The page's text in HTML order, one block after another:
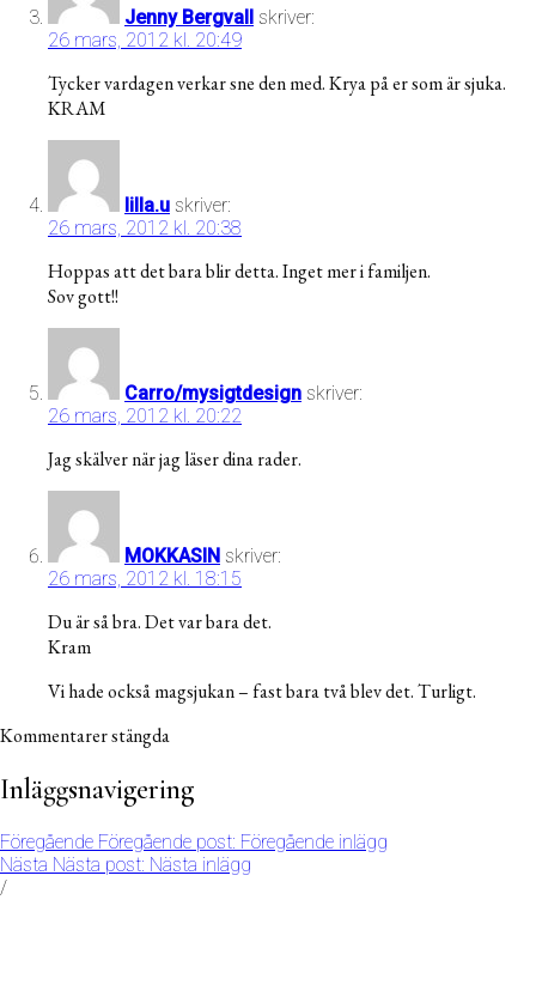
Jenny Bergvall skriver:
26 mars, 2012 kl. 20:49
Tycker vardagen verkar sne den med. Krya på er som är sjuka.
KRAM
lilla.u skriver:
26 mars, 2012 kl. 20:38
Hoppas att det bara blir detta. Inget mer i familjen.
Sov gott!!
Carro/mysigtdesign skriver:
26 mars, 2012 kl. 20:22
Jag skälver när jag läser dina rader.
MOKKASIN skriver:
26 mars, 2012 kl. 18:15
Du är så bra. Det var bara det.
Kram
Vi hade också magsjukan – fast bara två blev det. Turligt.
Kommentarer stängda
Inläggsnavigering
Föregående Föregående post: Föregående inlägg
Nästa Nästa post: Nästa inlägg
/